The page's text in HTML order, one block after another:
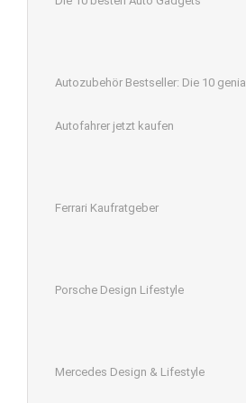
Autozubehör Bestseller: Die 10
Autofahrer jetzt kaufen
Ferrari Kaufratgeber
Porsche Design Lifestyle
Mercedes Design & Lifestyle